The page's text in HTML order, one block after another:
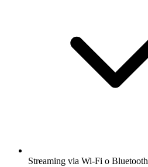
Streaming via Wi-Fi o Bluetooth